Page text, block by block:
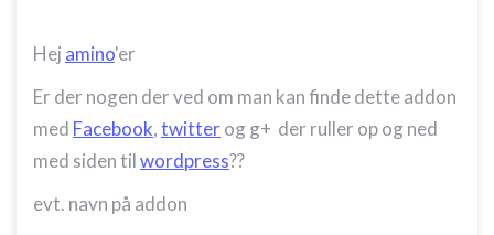
Hej amino'er
Er der nogen der ved om man kan finde dette addon
med Facebook,twitterog g+ der ruller op og ned
med siden tilwordpress??
evt. navn på addon